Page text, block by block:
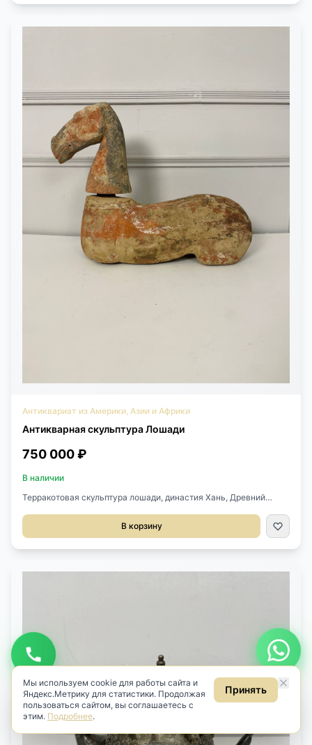
Антиквариат из Америки, Азии и Африки
Антикварная скульптура Лошади
750 000 ₽
В наличии
Терракотовая скульптура лошади, династия Хань, Древний
пигментов. Длина 51 см. Глубина 15 см. Высота 40 см.
В корзину
Будьте в курсе новинок
в соответствии
Политикой
согласие на получение рекламных и информационных
рассылок
(ст. 18 ФЗ «О рекламе»).
Мы используем cookie для работы сайта и
Яндекс.Метрику для статистики. Продолжая
пользоваться сайтом, вы соглашаетесь с
этим. Подробнее.
Принять